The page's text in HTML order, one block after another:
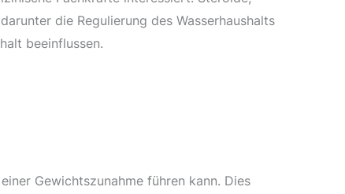
die Regulierung des Wasserhaushalts
beeinflussen.
Gewichtszunahme führen kann. Dies